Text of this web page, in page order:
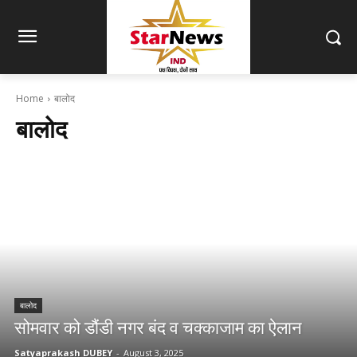
Home बालोद
बालोद
बालोद
सोमवार को डौंडी नगर बंद व चक्काजाम का ऐलान
Satyaprakash DUBEY - August 3, 2025